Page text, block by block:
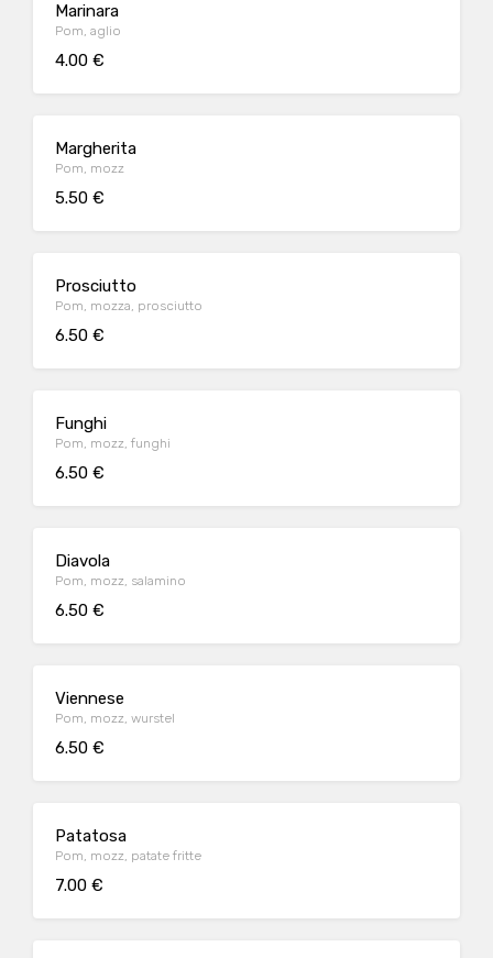
Marinara
Pom, aglio
4.00 €
Margherita
Pom, mozz
5.50 €
Prosciutto
Pom, mozza, prosciutto
6.50 €
Funghi
Pom, mozz, funghi
6.50 €
Diavola
Pom, mozz, salamino
6.50 €
Viennese
Pom, mozz, wurstel
6.50 €
Patatosa
Pom, mozz, patate fritte
7.00 €